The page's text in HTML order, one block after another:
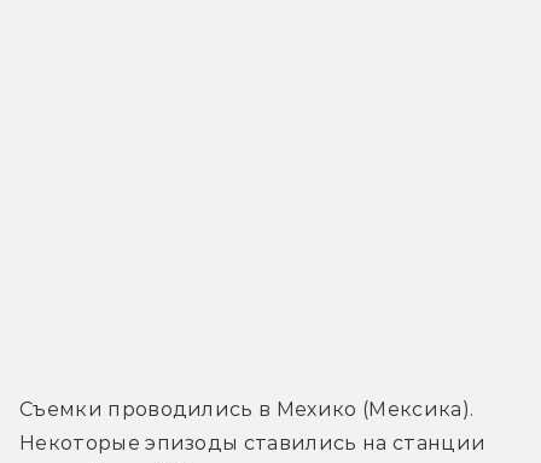
Съемки проводились в Мехико (Мексика).
Некоторые эпизоды ставились на станции